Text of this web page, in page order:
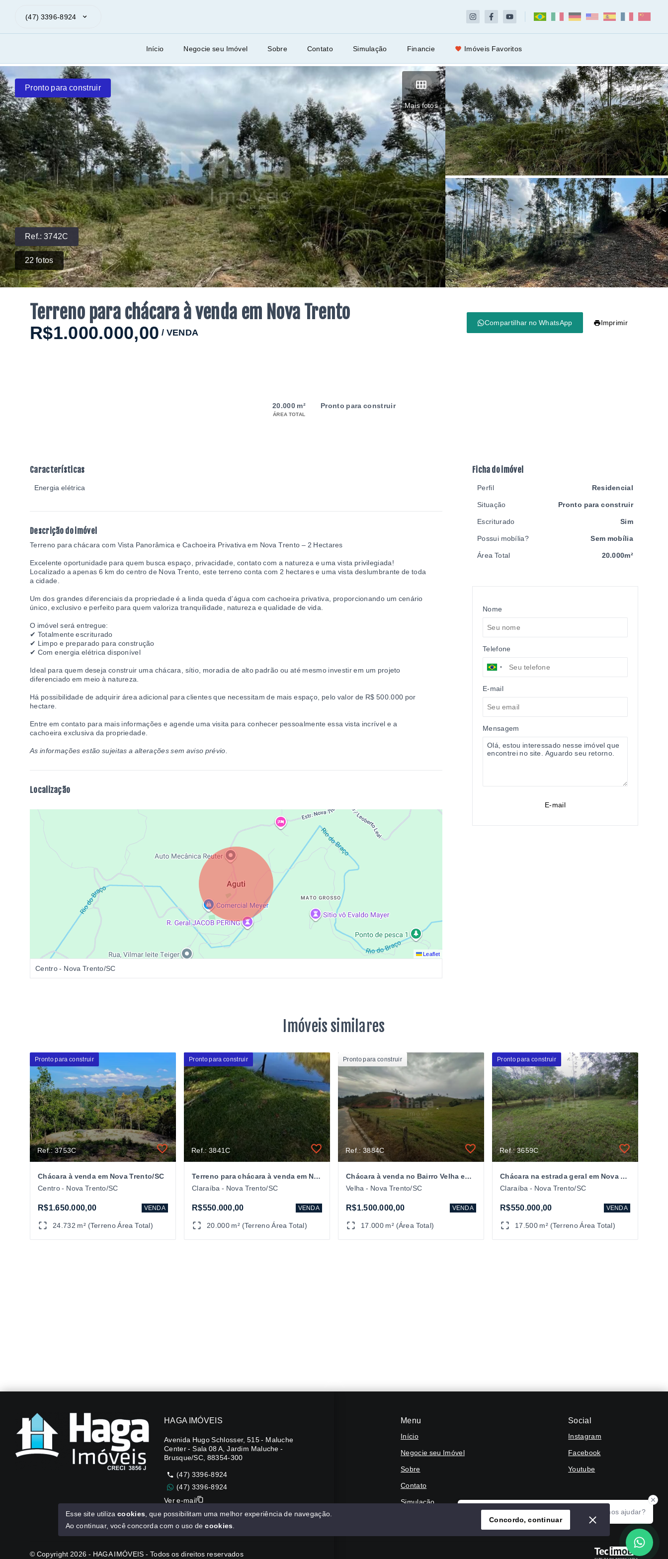
(47) 3396-8924
Início Negocie seu Imóvel Sobre Contato Simulação Financie Imóveis Favoritos
Ref.:3742C
22 fotos
Mais fotos
Pronto para construir
Terreno para chácara à venda em Nova Trento
R$1.000.000,00 / VENDA
Compartilhar no WhatsApp Imprimir
20.000 m²
ÁREA TOTAL
Pronto para construir
Características
Energia elétrica
Descrição do imóvel
Terreno para chácara com Vista Panorâmica e Cachoeira Privativa em Nova Trento – 2 Hectares
Excelente oportunidade para quem busca espaço, privacidade, contato com a natureza e uma vista privilegiada!
Localizado a apenas 6 km do centro de Nova Trento, este terreno conta com 2 hectares e uma vista deslumbrante de toda
a cidade.
Um dos grandes diferenciais da propriedade é a linda queda d’água com cachoeira privativa, proporcionando um cenário
único, exclusivo e perfeito para quem valoriza tranquilidade, natureza e qualidade de vida.
O imóvel será entregue:
✔ Totalmente escriturado
✔ Limpo e preparado para construção
✔ Com energia elétrica disponível
Ideal para quem deseja construir uma chácara, sítio, moradia de alto padrão ou até mesmo investir em um projeto
diferenciado em meio à natureza.
Há possibilidade de adquirir área adicional para clientes que necessitam de mais espaço, pelo valor de R$ 500.000 por
hectare.
Entre em contato para mais informações e agende uma visita para conhecer pessoalmente essa vista incrível e a
cachoeira exclusiva da propriedade.
As informações estão sujeitas a alterações sem aviso prévio.
Localização
Leaflet
Centro - Nova Trento/SC
Ficha do imóvel
Perfil Residencial
Situação Pronto para construir
Escriturado Sim
Possui mobília? Sem mobília
Área Total 20.000m²
Nome
Telefone
E-mail
Mensagem
E-mail
Imóveis similares
Pronto para construir
Ref.: 3753C
Chácara à venda em Nova Trento/SC
Centro - Nova Trento/SC
R$1.650.000,00 VENDA
24.732 m² (Terreno Área Total)
Pronto para construir
Ref.: 3841C
Terreno para chácara à venda em Nova Trento/SC
Claraíba - Nova Trento/SC
R$550.000,00 VENDA
20.000 m² (Terreno Área Total)
Pronto para construir
Ref.: 3884C
Chácara à venda no Bairro Velha em Nva Trento/SC
Velha - Nova Trento/SC
R$1.500.000,00 VENDA
17.000 m² (Área Total)
Pronto para construir
Ref.: 3659C
Chácara na estrada geral em Nova Trento/SC
Claraíba - Nova Trento/SC
R$550.000,00 VENDA
17.500 m² (Terreno Área Total)
Olá! Agradecemos seu contato, como podemos ajudar?
Menu
Início
Negocie seu Imóvel
Sobre
Contato
Simulação
Social
Instagram
Facebook
Youtube
HAGA IMÓVEIS
Avenida Hugo Schlosser, 515 - Maluche
Center - Sala 08 A, Jardim Maluche -
Brusque/SC, 88354-300
(47) 3396-8924
(47) 3396-8924
Ver e-mail
CUB R$3.151,24
© Copyright 2026 - HAGA IMÓVEIS - Todos os direitos reservados
Esse site utilizacookies , que possibilitam uma melhor experiência de navegação.
Ao continuar, você concorda com o uso decookies
Concordo, continuar